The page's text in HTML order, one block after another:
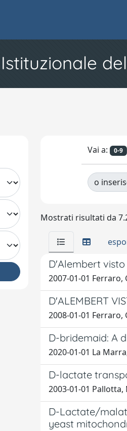
Vai a: 0-9
o
Mostrati risultati da
D'Alembert
2007-01-01 Ferraro,
D'ALEMBERT
2008-01-01 Ferraro,
D-bridemaid: A
2020-01-01 La
D-lactate
2003-01-01 Pallotta,
D-Lactate/
yeast